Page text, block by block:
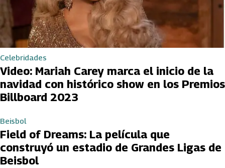
Celebridades
Video: Mariah Carey marca el inicio de la
navidad con histórico show en los Premios
Billboard 2023
Beisbol
Field of Dreams: La película que
construyó un estadio de Grandes Ligas de
Beisbol